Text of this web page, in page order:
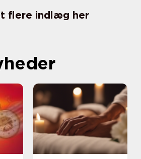
flere indlæg her